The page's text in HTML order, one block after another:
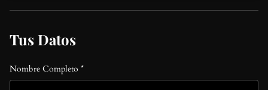
Tus Datos
Nombre Completo *